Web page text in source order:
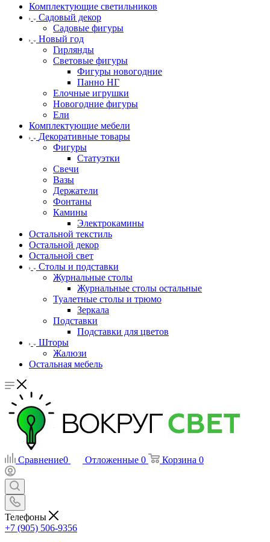
Комплектующие светильников
Садовый декор
Садовые фигуры
Новый год
Гирлянды
Световые фигуры
Фигуры новогодние
Панно НГ
Елочные игрушки
Новогодние фигуры
Ели
Комплектующие мебели
Декоративные товары
Фигуры
Статуэтки
Свечи
Вазы
Держатели
Фонтаны
Камины
Электрокамины
Остальной текстиль
Остальной декор
Остальной свет
Столы и подставки
Журнальные столы
Журнальные столы остальные
Туалетные столы и трюмо
Зеркала
Подставки
Подставки для цветов
Шторы
Жалюзи
Остальная мебель
Сравнение0 Отложенные 0 Корзина 0
Телефоны
+7 (905) 506-9356